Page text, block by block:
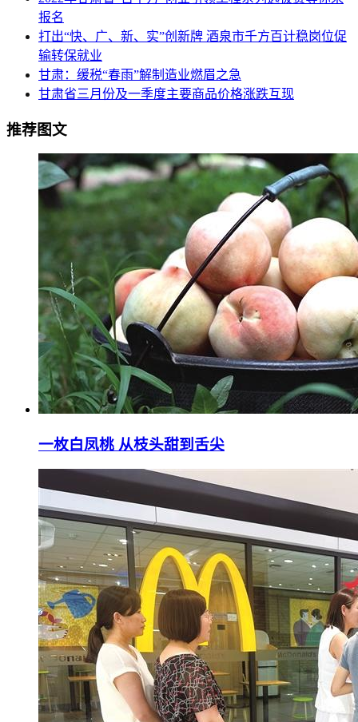
报名
打出“快、广、新、实”创新牌 酒泉市千方百计稳岗位促
输转保就业
甘肃：缓税“春雨”解制造业燃眉之急
甘肃省三月份及一季度主要商品价格涨跌互现
推荐图文
一枚白凤桃 从枝头甜到舌尖